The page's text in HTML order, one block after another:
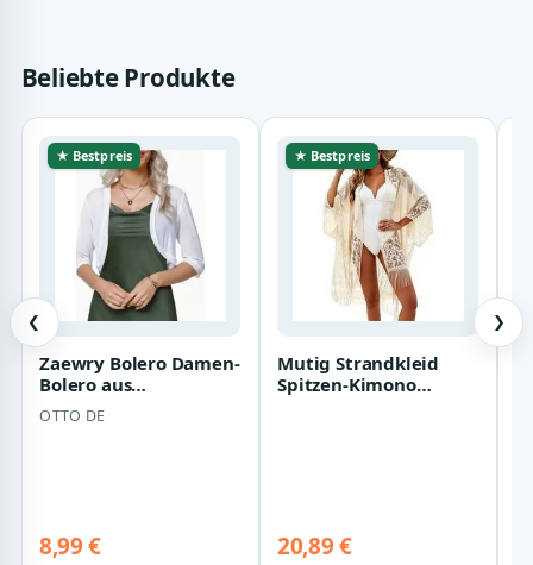
Beliebte Produkte
❮
★ Bestpreis
Zaewry Bolero Damen-
Bolero aus
Chiffon,Kurz
Strickjacke Damen
OTTO DE
8,99 €
★ Bestpreis
Mutig Strandkleid
Spitzen-Kimono
20,89 €
❯